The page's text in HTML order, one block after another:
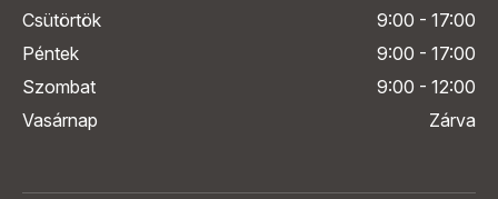
Csütörtök
9:00 - 17:00
Péntek
9:00 - 17:00
Szombat
9:00 - 12:00
Vasárnap
Zárva